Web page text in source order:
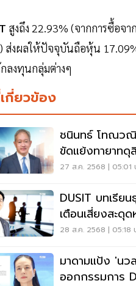
สูงถึง 22.93% (จากการซื้อจ
ส่งผลให้ปัจจุบันถือหุ้น
ลงทุนกลุ่มต่างๆ
กี่ยวข้อง
ชนินทธ์ โทณวณิ
ขัดแย้งทายาท
เซ็นทรัลพัวพัน
27 ส.ค. 2568 | 05:01
DUSIT บทเรีย
เตือนเสี่ยงสะดุ
โครงสร้าง
28 ส.ค. 2568 | 05:18
มาดามแป้ง 'น
ออกกรรมการ